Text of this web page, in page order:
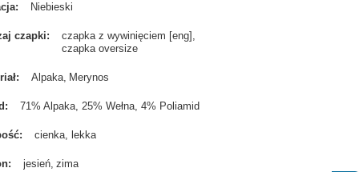
Niebieski
czapki
czapka z wywinięciem [eng]
czapka oversize
Alpaka Merynos
71% Alpaka, 25% Wełna, 4% Poliamid
cienka, lekka
jesień zima